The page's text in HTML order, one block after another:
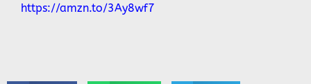
https://amzn.to/3Ay8wf7